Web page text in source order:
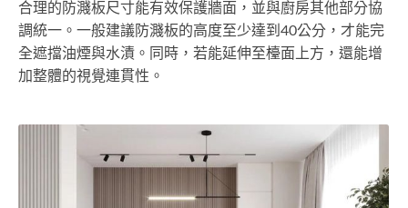
合理的防濺板尺寸能有效保護牆面，並與廚房其他部分協
調統一。一般建議防濺板的高度至少達到40公分，才能完
全遮擋油煙與水漬。同時，若能延伸至檯面上方，還能增
加整體的視覺連貫性。